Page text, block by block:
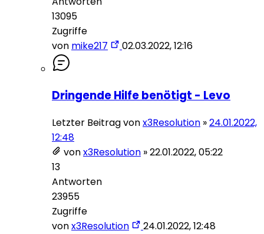
13095
Zugriffe
von mike217 02.03.2022, 12:16
Dringende Hilfe benötigt - Levo
Letzter Beitrag vonx3Resolution »24.01.2022,
12:48
vonx3Resolution »22.01.2022, 05:22
13
Antworten
23955
Zugriffe
vonx3Resolution 24.01.2022, 12:48